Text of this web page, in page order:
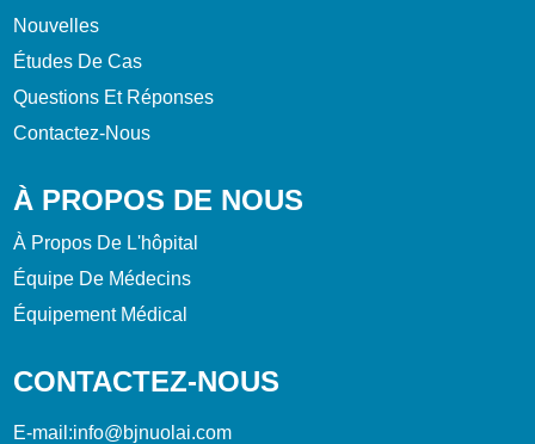
Nouvelles
Études De Cas
Questions Et Réponses
Contactez-Nous
À PROPOS DE NOUS
À Propos De L'hôpital
Équipe De Médecins
Équipement Médical
CONTACTEZ-NOUS
E-mail:info@bjnuolai.com